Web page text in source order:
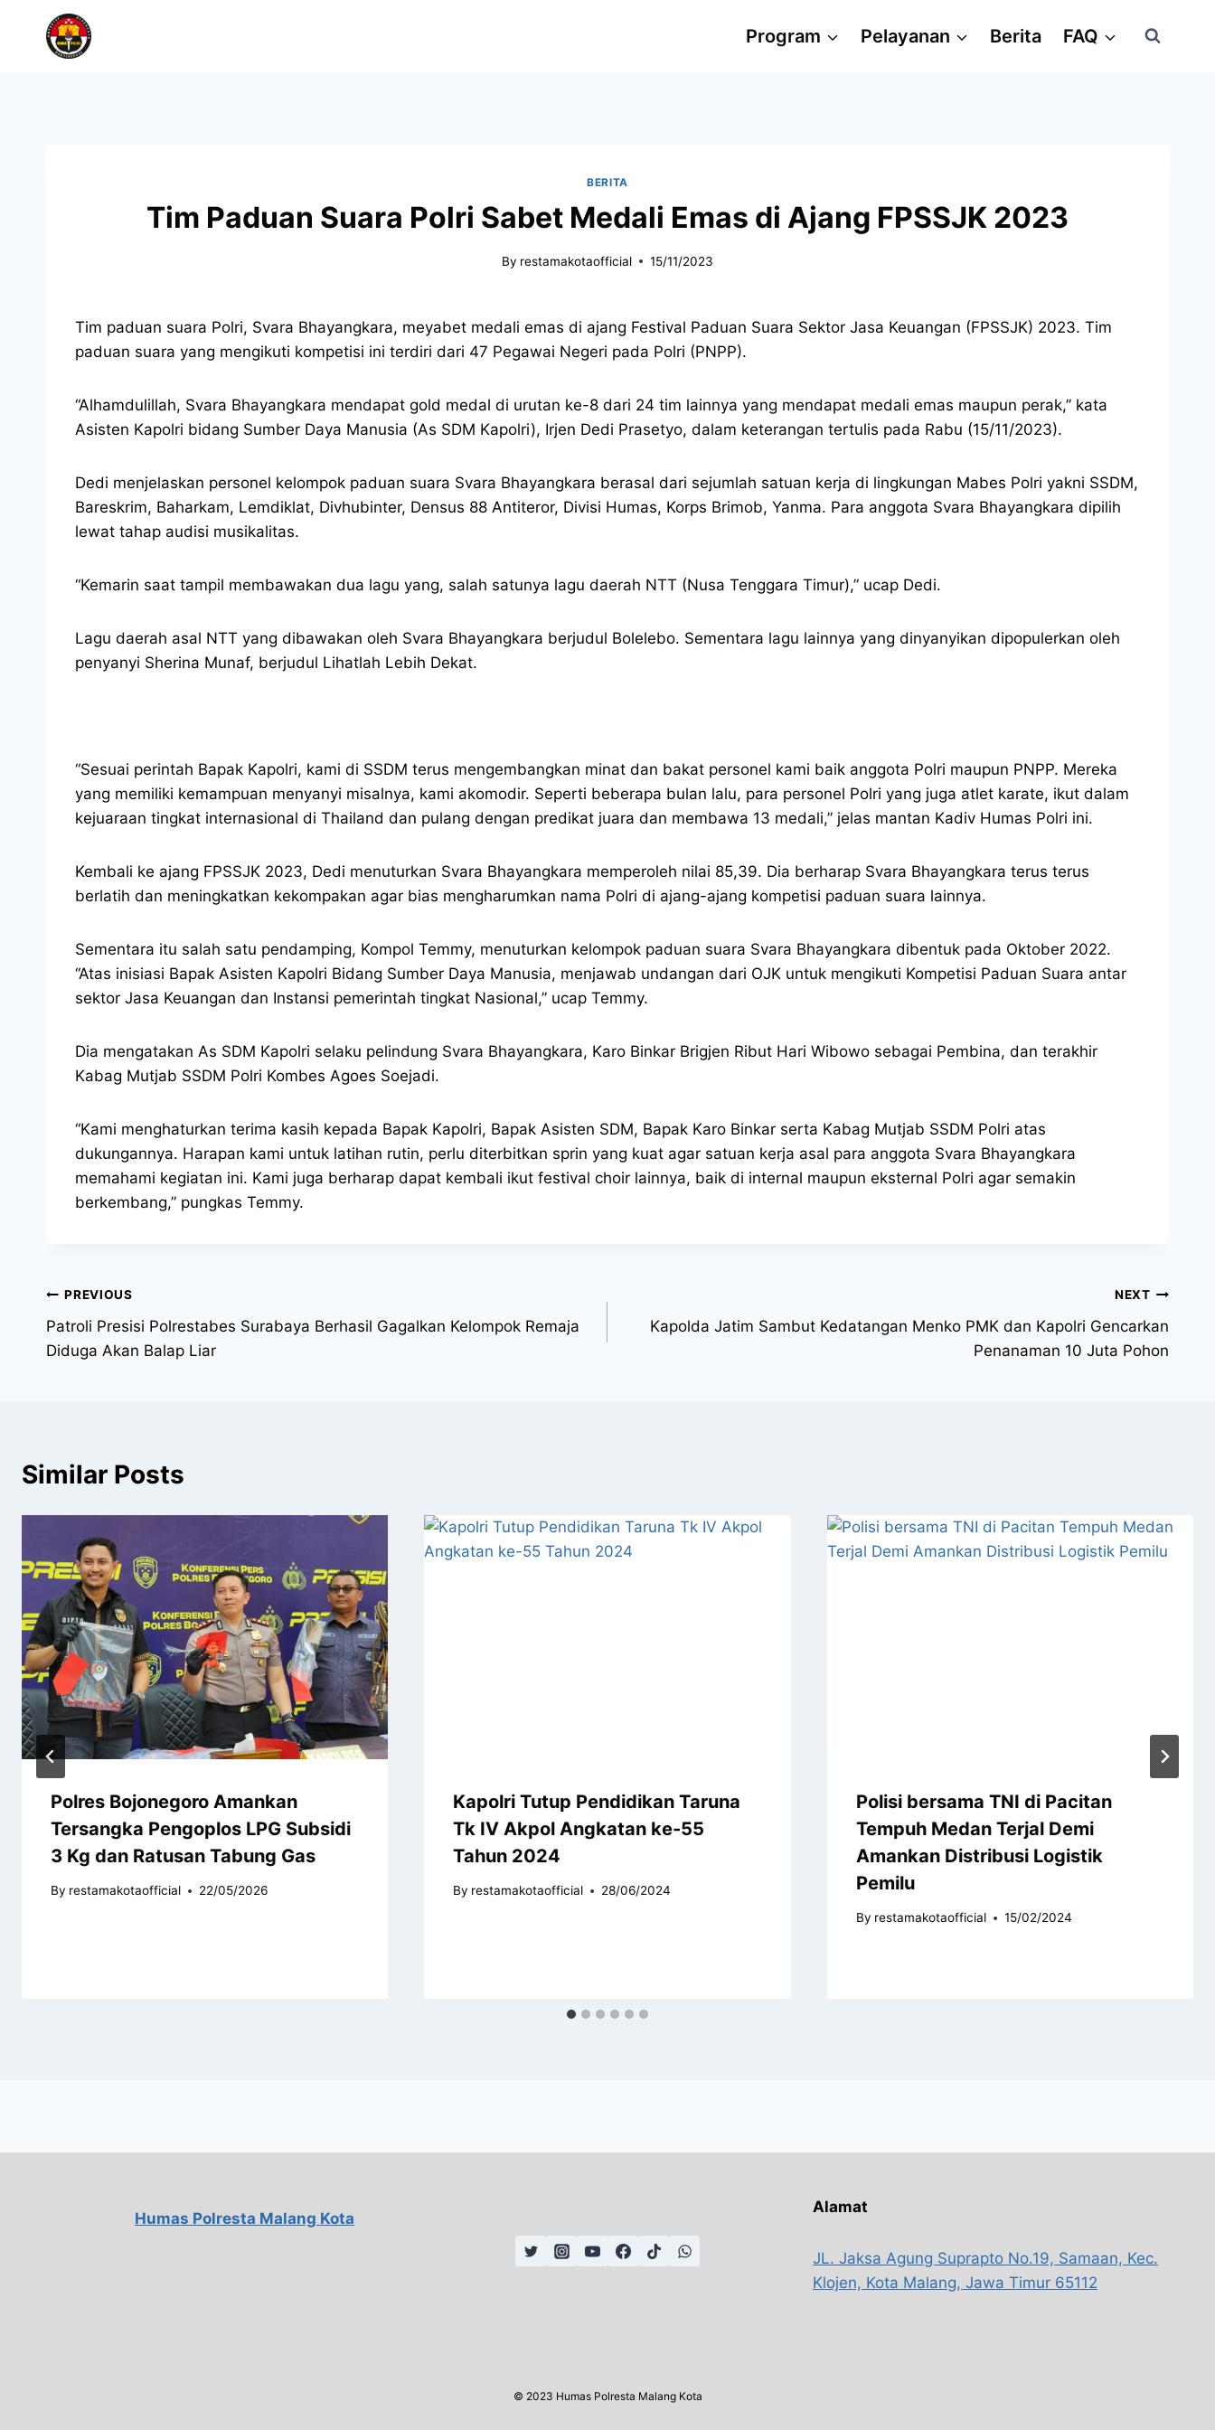
Program Pelayanan Berita FAQ
BERITA
Tim Paduan Suara Polri Sabet Medali Emas di Ajang FPSSJK 2023
By restamakotaofficial 15/11/2023
Tim paduan suara Polri, Svara Bhayangkara, meyabet medali emas di ajang Festival Paduan Suara Sektor Jasa Keuangan (FPSSJK) 2023. Tim
paduan suara yang mengikuti kompetisi ini terdiri dari 47 Pegawai Negeri pada Polri (PNPP).
“Alhamdulillah, Svara Bhayangkara mendapat gold medal di urutan ke-8 dari 24 tim lainnya yang mendapat medali emas maupun perak,” kata
Asisten Kapolri bidang Sumber Daya Manusia (As SDM Kapolri), Irjen Dedi Prasetyo, dalam keterangan tertulis pada Rabu (15/11/2023).
Dedi menjelaskan personel kelompok paduan suara Svara Bhayangkara berasal dari sejumlah satuan kerja di lingkungan Mabes Polri yakni SSDM,
Bareskrim, Baharkam, Lemdiklat, Divhubinter, Densus 88 Antiteror, Divisi Humas, Korps Brimob, Yanma. Para anggota Svara Bhayangkara dipilih
lewat tahap audisi musikalitas.
“Kemarin saat tampil membawakan dua lagu yang, salah satunya lagu daerah NTT (Nusa Tenggara Timur),” ucap Dedi.
Lagu daerah asal NTT yang dibawakan oleh Svara Bhayangkara berjudul Bolelebo. Sementara lagu lainnya yang dinyanyikan dipopulerkan oleh
penyanyi Sherina Munaf, berjudul Lihatlah Lebih Dekat.
“Sesuai perintah Bapak Kapolri, kami di SSDM terus mengembangkan minat dan bakat personel kami baik anggota Polri maupun PNPP. Mereka
yang memiliki kemampuan menyanyi misalnya, kami akomodir. Seperti beberapa bulan lalu, para personel Polri yang juga atlet karate, ikut dalam
kejuaraan tingkat internasional di Thailand dan pulang dengan predikat juara dan membawa 13 medali,” jelas mantan Kadiv Humas Polri ini.
Kembali ke ajang FPSSJK 2023, Dedi menuturkan Svara Bhayangkara memperoleh nilai 85,39. Dia berharap Svara Bhayangkara terus terus
berlatih dan meningkatkan kekompakan agar bias mengharumkan nama Polri di ajang-ajang kompetisi paduan suara lainnya.
Sementara itu salah satu pendamping, Kompol Temmy, menuturkan kelompok paduan suara Svara Bhayangkara dibentuk pada Oktober 2022.
“Atas inisiasi Bapak Asisten Kapolri Bidang Sumber Daya Manusia, menjawab undangan dari OJK untuk mengikuti Kompetisi Paduan Suara antar
sektor Jasa Keuangan dan Instansi pemerintah tingkat Nasional,” ucap Temmy.
Dia mengatakan As SDM Kapolri selaku pelindung Svara Bhayangkara, Karo Binkar Brigjen Ribut Hari Wibowo sebagai Pembina, dan terakhir
Kabag Mutjab SSDM Polri Kombes Agoes Soejadi.
“Kami menghaturkan terima kasih kepada Bapak Kapolri, Bapak Asisten SDM, Bapak Karo Binkar serta Kabag Mutjab SSDM Polri atas
dukungannya. Harapan kami untuk latihan rutin, perlu diterbitkan sprin yang kuat agar satuan kerja asal para anggota Svara Bhayangkara
memahami kegiatan ini. Kami juga berharap dapat kembali ikut festival choir lainnya, baik di internal maupun eksternal Polri agar semakin
berkembang,” pungkas Temmy.
PREVIOUS
Patroli Presisi Polrestabes Surabaya Berhasil Gagalkan Kelompok Remaja
Diduga Akan Balap Liar
NEXT
Kapolda Jatim Sambut Kedatangan Menko PMK dan Kapolri Gencarkan
Penanaman 10 Juta Pohon
Similar Posts
Polres Bojonegoro Amankan
Tersangka Pengoplos LPG Subsidi
3 Kg dan Ratusan Tabung Gas
By restamakotaofficial 22/05/2026
Kapolri Tutup Pendidikan Taruna
Tk IV Akpol Angkatan ke-55
Tahun 2024
By restamakotaofficial 28/06/2024
Polisi bersama TNI di Pacitan
Tempuh Medan Terjal Demi
Amankan Distribusi Logistik
Pemilu
By restamakotaofficial 15/02/2024
Humas Polresta Malang Kota
Alamat
JL. Jaksa Agung Suprapto No.19, Samaan, Kec.
Klojen, Kota Malang, Jawa Timur 65112
© 2023 Humas Polresta Malang Kota